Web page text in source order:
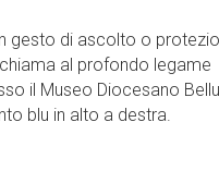
gesto di ascolto o
al profondo legame
il Museo Diocesano
blu in alto a destra.